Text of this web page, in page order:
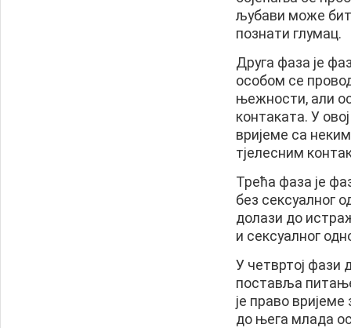
љубави може
познати глумац.
Друга фаза је
особом се
њежности, али
контаката. У
вријеме са
тјелесним
Трећа фаза је
без сексуалног
долази до
и сексуалног
У четвртој фази
поставља
је право
до њега млада